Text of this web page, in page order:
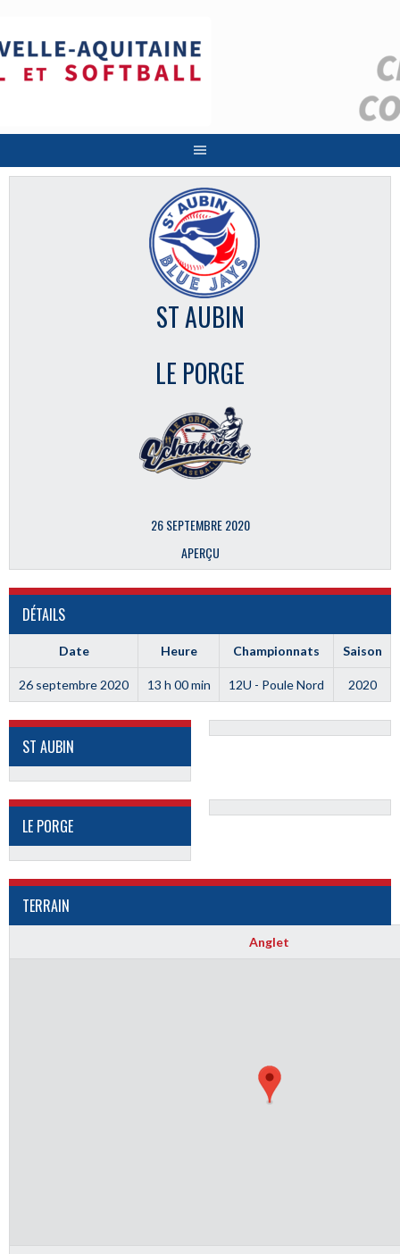
contenu
ST AUBIN
LE PORGE
26 SEPTEMBRE 2020
APERÇU
DÉTAILS
Date Heure Championnats Saison
26 septembre 2020 13 h 00 min 12U - Poule Nord 2020
ST AUBIN
LE PORGE
TERRAIN
Anglet